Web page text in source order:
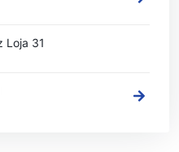
Loja 31